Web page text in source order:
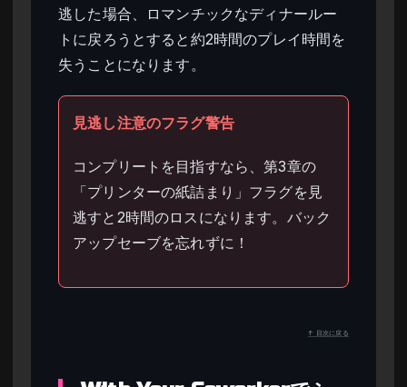
逃した場合、ロマンチックなディナールー
トに戻ろうとすると約2時間のプレイ時間を
失うことになります。
見逃し注意のフラグ警告
コンプリートを目指すなら、第3章の
「プリンターの紙詰まり」フラグを見
逃すと2時間のロスになります。バック
アップセーブを忘れずに！
↑ 目次に戻る